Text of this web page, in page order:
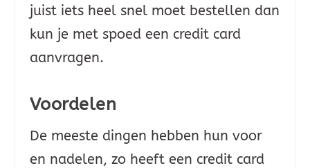
juist iets heel snel moet bestellen dan
kun je met spoed een credit card
aanvragen.
Voordelen
De meeste dingen hebben hun voor
en nadelen, zo heeft een credit card